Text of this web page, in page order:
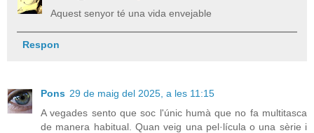
Aquest senyor té una vida envejable
Respon
Pons 29 de maig del 2025, a les 11:15
A vegades sento que soc l'únic humà que no fa multitasca
de manera habitual. Quan veig una pel·lícula o una sèrie i